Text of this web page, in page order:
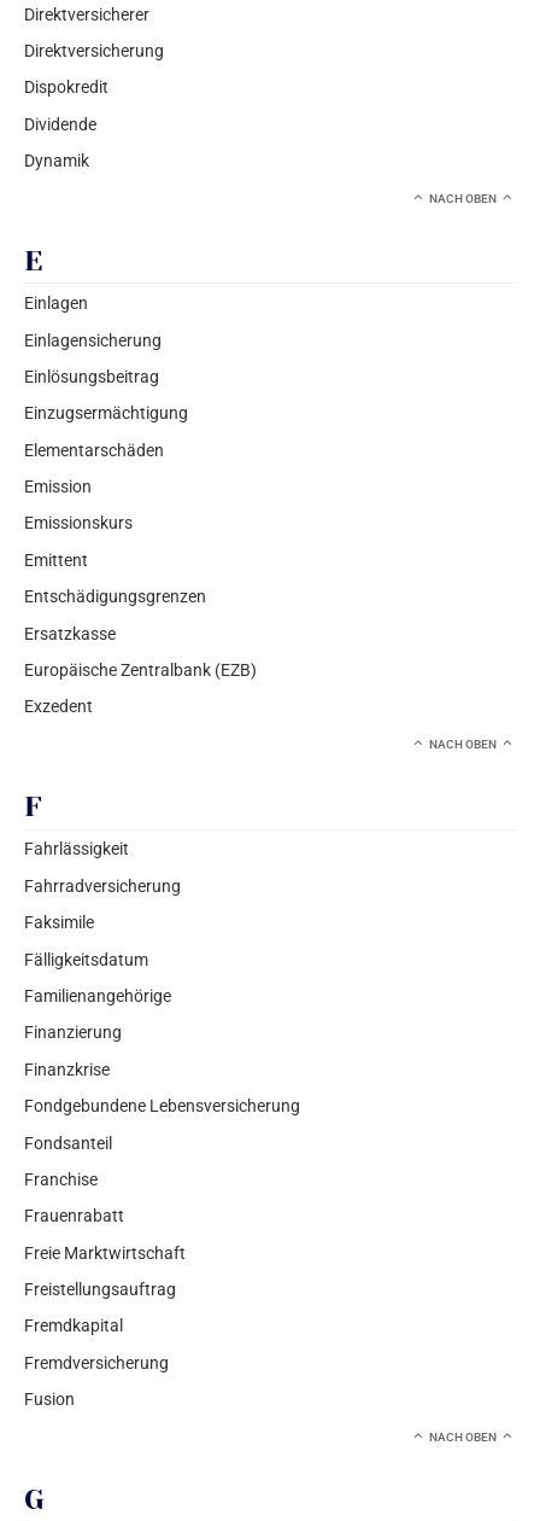
Direktversicherer
Direktversicherung
Dispokredit
Dividende
Dynamik
NACH OBEN
E
Einlagen
Einlagensicherung
Einlösungsbeitrag
Einzugsermächtigung
Elementarschäden
Emission
Emissionskurs
Emittent
Entschädigungsgrenzen
Ersatzkasse
Europäische Zentralbank (EZB)
Exzedent
NACH OBEN
F
Fahrlässigkeit
Fahrradversicherung
Faksimile
Fälligkeitsdatum
Familienangehörige
Finanzierung
Finanzkrise
Fondgebundene Lebensversicherung
Fondsanteil
Franchise
Frauenrabatt
Freie Marktwirtschaft
Freistellungsauftrag
Fremdkapital
Fremdversicherung
Fusion
NACH OBEN
G